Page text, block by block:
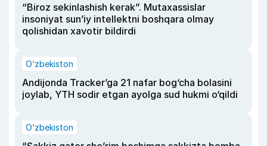
“Biroz sekinlashish kerak”. Mutaxassislar
insoniyat sun’iy intellektni boshqara olmay
qolishidan xavotir bildirdi
O‘zbekiston
Andijonda Tracker’ga 21 nafar bog‘cha bolasini
joylab, YTH sodir etgan ayolga sud hukmi o‘qildi
O‘zbekiston